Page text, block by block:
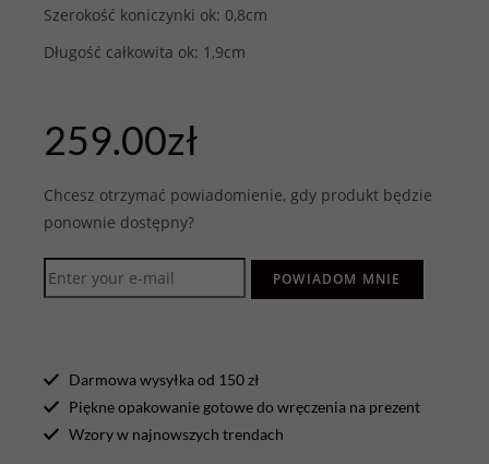
Szerokość koniczynki ok: 0,8cm
Długość całkowita ok: 1,9cm
259.00zł
Chcesz otrzymać powiadomienie, gdy produkt będzie
ponownie dostępny?
POWIADOM MNIE
Darmowa wysyłka od 150 zł
Piękne opakowanie gotowe do wręczenia na prezent
Wzory w najnowszych trendach